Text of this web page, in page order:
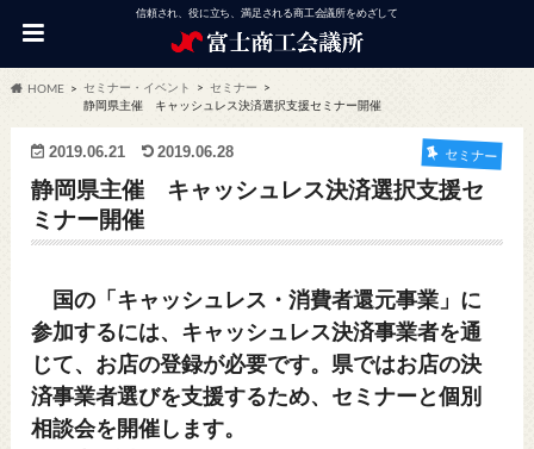
信頼され、役に立ち、満足される商工会議所をめざして
HOME セミナー・イベント
セミナー
静岡県主催 キャッシュレス決済選択支援セミナー開催
2019.06.21 2019.06.28 セミナー
静岡県主催 キャッシュレス決済選択支援セ
ミナー開催
国の「キャッシュレス・消費者還元事業」に
参加するには、キャッシュレス決済事業者を通
じて、お店の登録が必要です。県ではお店の決
済事業者選びを支援するため、セミナーと個別
相談会を開催します。